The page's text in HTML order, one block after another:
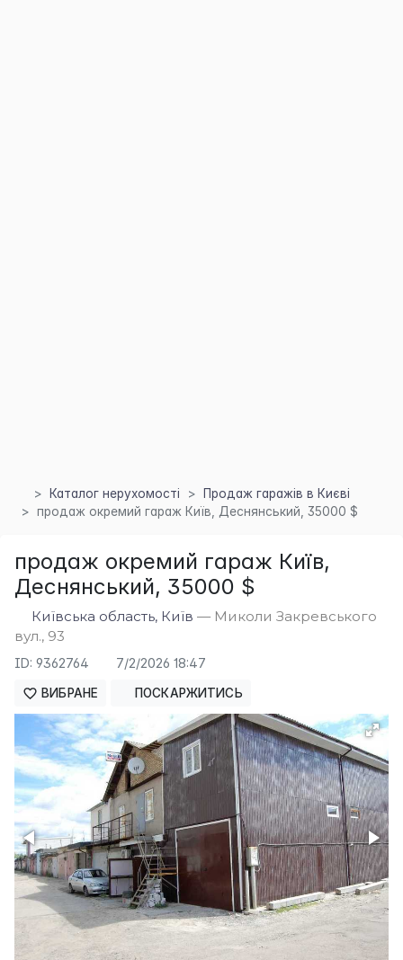
Каталог нерухомості
Продаж гаражів в Києві
продаж окремий гараж Київ, Деснянський, 35000 $
продаж окремий гараж Київ,
Деснянський, 35000 $
Київська область, Київ — Миколи Закревського
вул., 93
ID: 9362764 7/2/2026 18:47
ВИБРАНЕ ПОСКАРЖИТИСЬ
×